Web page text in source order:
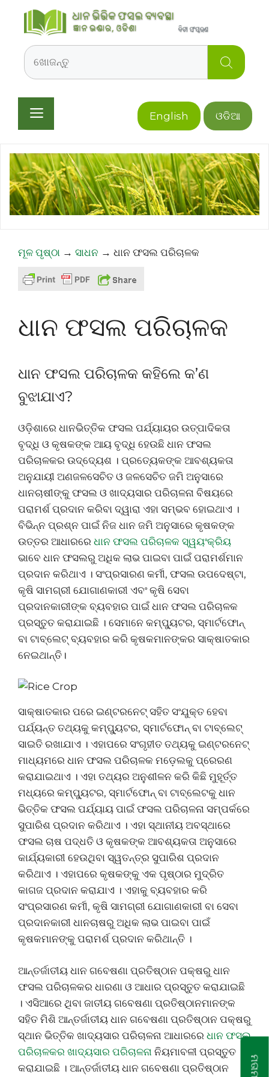
Search
English ଓଡିଆ
Menu
ମୂଳ ପୃଷ୍ଠା → ସାଧନ → ଧାନ ଫସଲ ପରିଚାଳକ
ଧାନ ଫସଲ ପରିଚାଳକ
ଧାନ ଫସଲ ପରିଚାଳକ କହିଲେ କ’ଣ
ବୁଝାଯାଏ?
ଓଡ଼ିଶାରେ ଧାନଭିତ୍ତିକ ଫସଲ ପର୍ଯ୍ୟାୟର ଉତ୍ପାଦିକତା
ବୃଦ୍ଧି ଓ କୃଷକଙ୍କ ଆୟ ବୃଦ୍ଧି ହେଉଛି ଧାନ ଫସଲ
ପରିଚାଳକର ଉଦ୍ଦ୍ୟେଶ । ପ୍ରତ୍ୟେକଙ୍କ ଆବଶ୍ୟକତା
ଅନୁଯାୟୀ ଅଣଜଳସେଚିତ ଓ ଜଳସେଚିତ ଜମି ଅନୁସାରେ
ଧାନଚାଷୀଙ୍କୁ ଫସଲ ଓ ଖାଦ୍ୟସାର ପରିଚାଳନା ବିଷୟରେ
ପରାମର୍ଶ ପ୍ରଦାନ କରିବା ଦ୍ୱାରା ଏହା ସମ୍ଭବ ହୋଇଥାଏ ।
ବିଭିନ୍ନ ପ୍ରଶ୍ନ ପାଇଁ ନିଜ ଧାନ ଜମି ଅନୁସାରେ କୃଷକଙ୍କ
ଉତ୍ତର ଆଧାରରେ ଧାନ ଫସଲ ପରିଚାଳକ ସ୍ୱୟଂକ୍ରିୟ
ଭାବେ ଧାନ ଫସଲରୁ ଅଧିକ ଲାଭ ପାଇବା ପାଇଁ ପରାମର୍ଶମାନ
ପ୍ରଦାନ କରିଥାଏ । ସଂପ୍ରସାରଣ କର୍ମୀ, ଫସଲ ଉପଦେଷ୍ଟା,
କୃଷି ସାମଗ୍ରୀ ଯୋଗାଣକାରୀ ଏବଂ କୃଷି ସେବା
ପ୍ରଦାନକାରୀଙ୍କ ବ୍ୟବହାର ପାଇଁ ଧାନ ଫସଲ ପରିଚାଳକ
ପ୍ରସ୍ତୁତ କରାଯାଇଛି । ସେମାନେ କମ୍ପ୍ୟୁଟର, ସ୍ମାର୍ଟଫୋନ୍
ବା ଟାବ୍ଲେଟ୍ ବ୍ୟବହାର କରି କୃଷକମାନଙ୍କର ସାକ୍ଷାତକାର
ନେଇଥାନ୍ତି।
ସାକ୍ଷାତକାର ପରେ ଇଣ୍ଟରନେଟ୍ ସହିତ ସଂଯୁକ୍ତ ହେବା
ପର୍ଯ୍ୟନ୍ତ ତଥ୍ୟକୁ କମ୍ପ୍ୟୁଟର, ସ୍ମାର୍ଟଫୋନ୍ ବା ଟାବ୍ଲେଟ୍
ସାଇତି ରଖାଯାଏ । ଏହାପରେ ସଂଗୃହୀତ ତଥ୍ୟକୁ ଇଣ୍ଟରନେଟ୍
ମାଧ୍ୟମରେ ଧାନ ଫସଲ ପରିଚାଳକ ମଡ଼େଲକୁ ପ୍ରେରଣ
କରାଯାଇଥାଏ । ଏହା ତଥ୍ୟର ଅନୁଶୀଳନ କରି କିଛି ମୁହୂର୍ତ୍ତ
ମଧ୍ୟରେ କମ୍ପ୍ୟୁଟର, ସ୍ମାର୍ଟଫୋନ୍ ବା ଟାବ୍ଲେଟକୁ ଧାନ
ଭିତ୍ତିକ ଫସଲ ପର୍ଯ୍ୟାୟ ପାଇଁ ଫସଲ ପରିଚାଳନା ସମ୍ପର୍କରେ
ସୁପାରିଶ ପ୍ରଦାନ କରିଥାଏ । ଏହା ସ୍ଥାନୀୟ ଅବସ୍ଥାରେ
ଫସଲ ଚାଷ ପଦ୍ଧତି ଓ କୃଷକଙ୍କ ଆବଶ୍ୟକତା ଅନୁସାରେ
କାର୍ଯ୍ୟକାରୀ ହେଉଥିବା ସ୍ୱତନ୍ତ୍ର ସୁପାରିଶ ପ୍ରଦାନ
କରିଥାଏ । ଏହାପରେ କୃଷକଙ୍କୁ ଏକ ପୃଷ୍ଠାର ମୁଦ୍ରିତ
କାଗଜ ପ୍ରଦାନ କରାଯାଏ । ଏହାକୁ ବ୍ୟବହାର କରି
ସଂପ୍ରସାରଣ କର୍ମୀ, କୃଷି ସାମଗ୍ରୀ ଯୋଗାଣକାରୀ ବା ସେବା
ପ୍ରଦାନକାରୀ ଧାନଚାଷରୁ ଅଧିକ ଲାଭ ପାଇବା ପାଇଁ
କୃଷକମାନଙ୍କୁ ପରାମର୍ଶ ପ୍ରଦାନ କରିଥାନ୍ତି ।
ଆନ୍ତର୍ଜାତୀୟ ଧାନ ଗବେଷଣା ପ୍ରତିଷ୍ଠାନ ପକ୍ଷରୁ ଧାନ
ଫସଲ ପରିଚାଳକର ଧାରଣା ଓ ଆଧାର ପ୍ରସ୍ତୁତ କରାଯାଇଛି
। ଏସିଆରେ ଥିବା ଜାତୀୟ ଗବେଷଣା ପ୍ରତିଷ୍ଠାନମାନଙ୍କ
ସହିତ ମିଶି ଆନ୍ତର୍ଜାତୀୟ ଧାନ ଗବେଷଣା ପ୍ରତିଷ୍ଠାନ ପକ୍ଷରୁ
ସ୍ଥାନ ଭିତ୍ତିକ ଖାଦ୍ୟସାର ପରିଚାଳନା ଆଧାରରେ ଧାନ ଫସଲ
ପରିଚାଳକର ଖାଦ୍ୟସାର ପରିଚାଳନା ନିୟମାବଳୀ ପ୍ରସ୍ତୁତ
କରାଯାଇଛି । ଆନ୍ତର୍ଜାତୀୟ ଧାନ ଗବେଷଣା ପ୍ରତିଷ୍ଠାନ
ମତାମତ